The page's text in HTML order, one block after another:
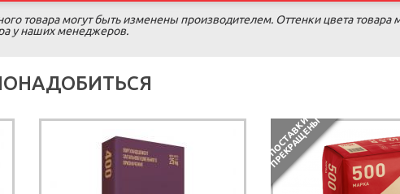
товара могут быть изменены производителем. Оттенки цвета товара
у наших менеджеров.
П
О
С
Т
А
В
К
И
П
Р
Е
К
Р
А
Щ
Е
Н
Ы